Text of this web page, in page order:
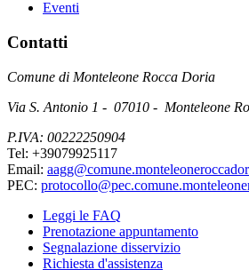
Eventi
Contatti
Comune di Monteleone Rocca Doria
Via S. Antonio 1 - 07010 - Monteleone
P.IVA: 00222250904
Tel: +39079925117
Email:
PEC:
Leggi le FAQ
Prenotazione appuntamento
Segnalazione disservizio
Richiesta d'assistenza